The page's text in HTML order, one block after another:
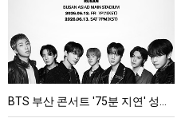
서
트
'75
분
BTS 부산 콘서트 '75분 지연' 성토…하이브 "큰 실망·불편" 사과